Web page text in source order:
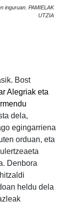
inguruan. PAMIELAK
UTZIA
Bost
Alegriak eta
dela,
egingarriena
orduan, eta
Denbora
heldu dela